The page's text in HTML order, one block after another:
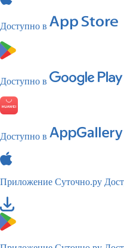
Доступно в
Доступно в
Доступно в
Приложение Суточно.ру